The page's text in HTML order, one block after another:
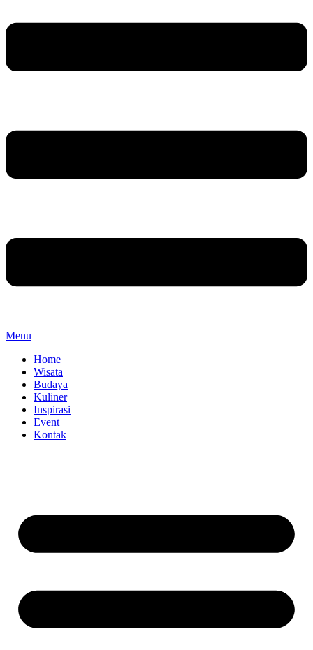
Menu
Home
Wisata
Budaya
Kuliner
Inspirasi
Event
Kontak